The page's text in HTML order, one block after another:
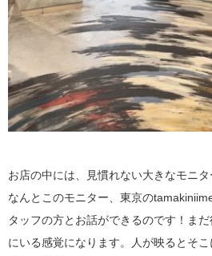
お店の中には、見慣れない大きなモニタ
なんとこのモニター、東京の
タッフの方とお話ができるのです！ま
にいる感覚になります。人が映るとそ